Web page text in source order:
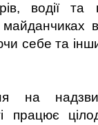
водії та
себе та
на
працює